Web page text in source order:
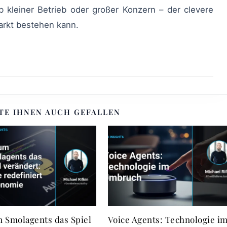
bestehen kann.
IHNEN AUCH GEFALLEN
Smolagents das Spiel Voice Agents: Technologie